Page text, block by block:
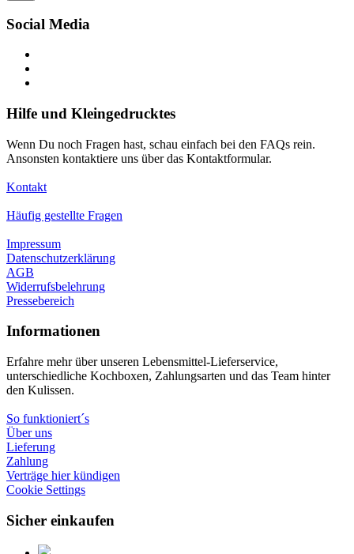
Social Media
Hilfe und Kleingedrucktes
Wenn Du noch Fragen hast, schau einfach bei den FAQs rein.
Ansonsten kontaktiere uns über das Kontaktformular.
Kontakt
Häufig gestellte Fragen
Impressum
Datenschutzerklärung
AGB
Widerrufsbelehrung
Pressebereich
Informationen
Erfahre mehr über unseren Lebensmittel-Lieferservice,
unterschiedliche Kochboxen, Zahlungsarten und das Team hinter
den Kulissen.
So funktioniert´s
Über uns
Lieferung
Zahlung
Verträge hier kündigen
Cookie Settings
Sicher einkaufen